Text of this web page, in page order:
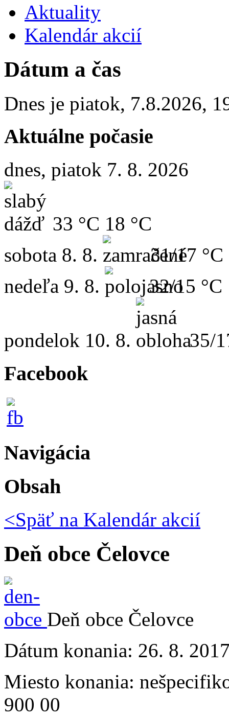
Aktuality
Kalendár akcií
Dátum a čas
Dnes je piatok, 7.8.2026,
Aktuálne počasie
dnes, piatok 7. 8. 2026
33 °C 18 °C
sobota 8. 8.
31/17 °C
nedeľa 9. 8. 32/15 °C
pondelok 10. 8. 35/
Facebook
Navigácia
Obsah
<Späť na Kalendár akcií
Deň obce Čelovce
Deň obce Čelovce
Dátum konania: 26. 8.
Miesto konania:
900 00